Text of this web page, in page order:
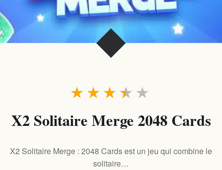
★
★
★
★
★
X2 Solitaire Merge 2048 Cards
X2 Solitaire Merge : 2048 Cards est un jeu qui combine le
solitaire…